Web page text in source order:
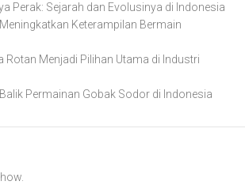
Perak: Sejarah dan Evolusinya di Indonesia
Keterampilan Bermain
Rotan Menjadi Pilihan Utama di Industri
Permainan Gobak Sodor di Indonesia